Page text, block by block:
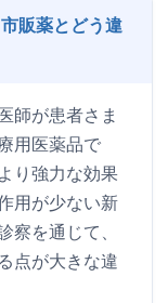
販薬とどう違
師が患者さま
用医薬品で
り強力な効果
用が少ない新
察を通じて、
点が大きな違